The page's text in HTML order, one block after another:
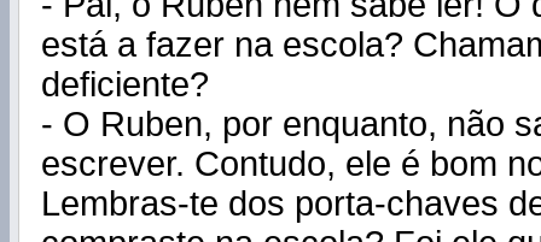
está a fazer na escola?
deficiente?
- O Ruben, por enquanto, não
escrever. Contudo, ele é bom
Lembras-te dos porta-chaves